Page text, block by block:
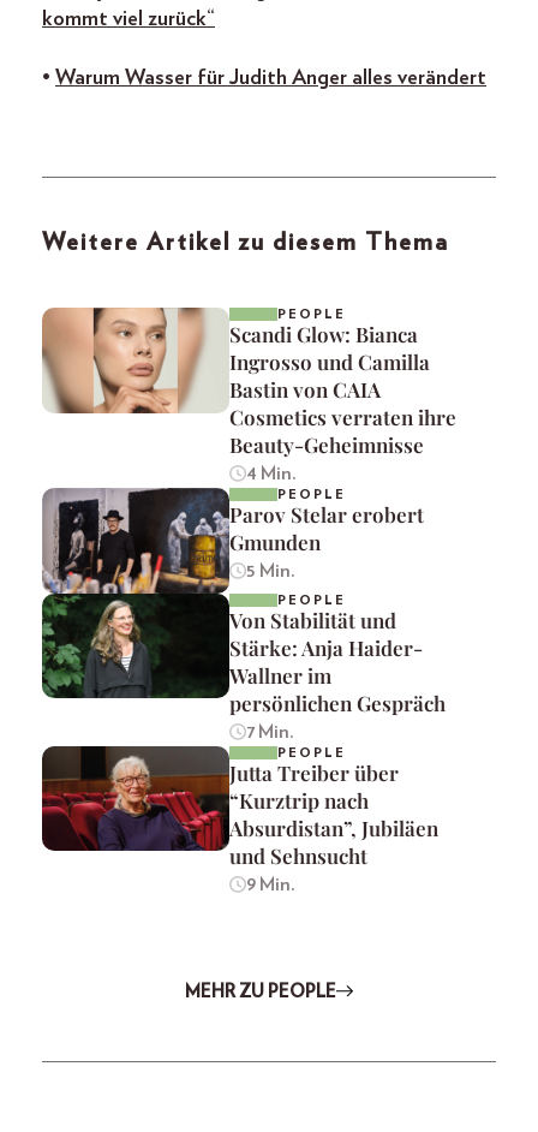
kommt viel zurück“
• Warum Wasser für Judith Anger alles verändert
Weitere Artikel zu diesem Thema
PEOPLE
Scandi Glow: Bianca
Ingrosso und Camilla
Bastin von CAIA
Cosmetics verraten ihre
Beauty-Geheimnisse
4 Min.
PEOPLE
Parov Stelar erobert
Gmunden
5 Min.
PEOPLE
Von Stabilität und
Stärke: Anja Haider-
Wallner im
persönlichen Gespräch
7 Min.
PEOPLE
Jutta Treiber über
“Kurztrip nach
Absurdistan”, Jubiläen
und Sehnsucht
9 Min.
MEHR ZU PEOPLE